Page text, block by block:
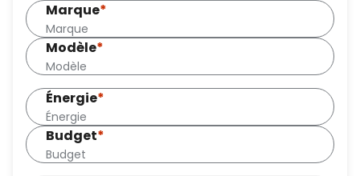
Marque*
Modèle*
Énergie*
Budget*